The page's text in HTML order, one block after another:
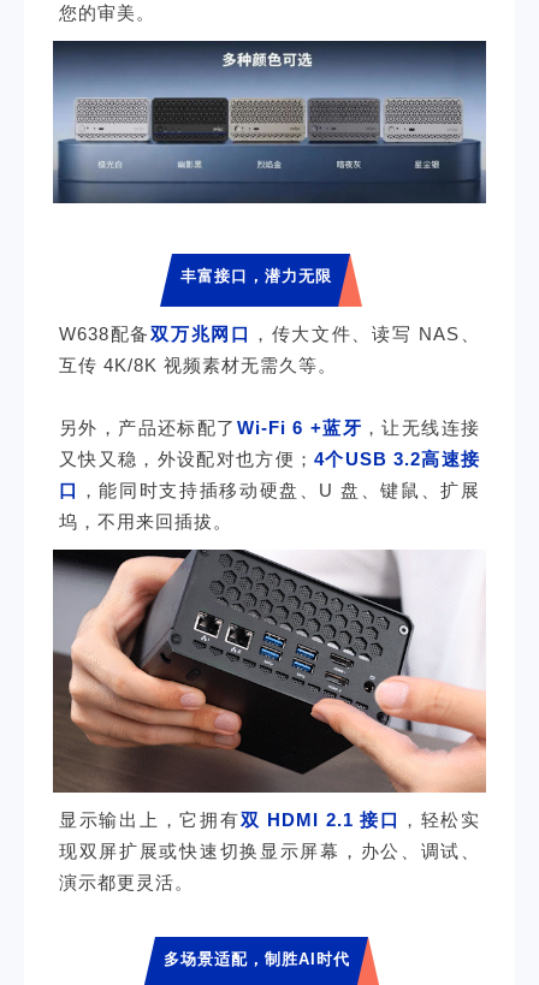
您的审美。
丰富接口，潜力无限
W638配备双万兆网口 ，传大文件、读写 NAS、
互传 4K/8K 视频素材无需久等。
另外，产品还标配了 Wi-Fi 6 +蓝牙 ，让无线连接
又快又稳，外设配对也方便；4个USB 3.2高速接
口 ，能同时支持插移动硬盘、U 盘、键鼠、扩展
坞，不用来回插拔。
显示输出上，它拥有双 HDMI 2.1 接口
，轻松实
现双屏扩展或快速切换显示屏幕，办公、调试、
演示都更灵活。
多场景适配，制胜AI时代